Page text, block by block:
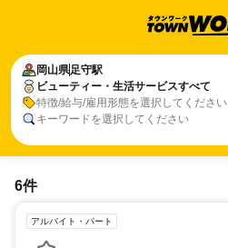
岡山県足守駅
ビューティー・生活サービスすべて
特徴/給与/雇用形態を選択してください
キーワードを選択してください
6件
アルバイト・パート